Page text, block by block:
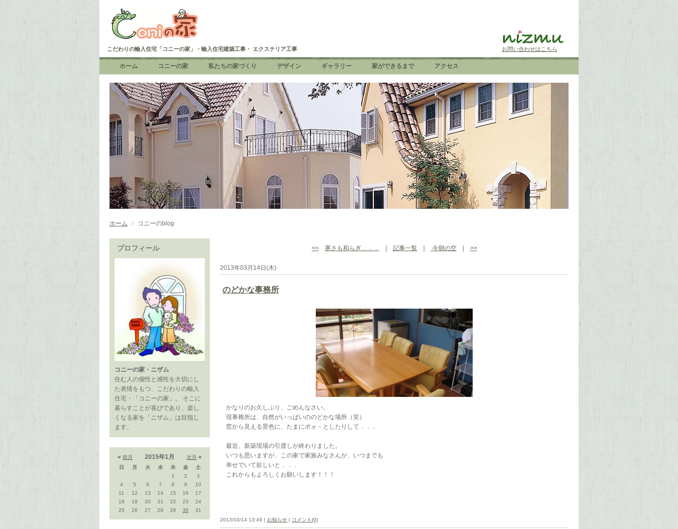
こだわりの輸入住宅「コニーの家」・輸入住宅建築工事・ エクステリア工事 お問い合わせはこちら
ホーム コニーの家 私たちの家づくり デザイン ギャラリー 家ができるまで アクセス
ホーム コニーのblog
プロフィール
コニーの家・ニザム
住む人の個性と感性を大切にし
た表情をもつ、こだわりの輸入
住宅・「コニーの家」。 そこに
暮らすことが喜びであり、楽し
くなる家を「ニザム」は目指し
ます。
«前月 次月 »
2015年1月
日 月 火 水 木 金
土
1
2
3
4
5 6 7 8 9
10
11
12 13 14 15 16
17
18
19 20 21 22 23
24
25
26 27 28 29 30 31
<< 寒さも和らぎ．．． 記事一覧| 今朝の空| >>
2013年03月14日(木)
のどかな事務所
かなりのお久しぶり、ごめんなさい。
現事務所は、自然がいっぱいののどかな場所（笑）
窓から見える景色に、たまにボォ－としたりして．．．
最近、新築現場の引渡しが終わりました。
いつも思いますが、この家で家族みなさんが、いつまでも
幸せでいて欲しいと．．．
これからもよろしくお願いします！！！
2013/03/14 13:49 | お知らせ | コメント(0)